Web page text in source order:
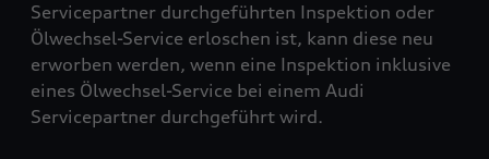
Servicepartner durchgeführten Inspektion oder
Ölwechsel-Service erloschen ist, kann diese neu
erworben werden, wenn eine Inspektion inklusive
eines Ölwechsel-Service bei einem Audi
Servicepartner durchgeführt wird.